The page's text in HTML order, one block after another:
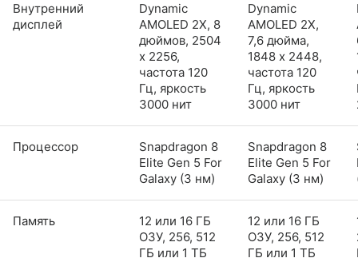
Внутренний
дисплей
Dynamic
AMOLED 2X, 8
дюймов, 2504
x 2256,
частота 120
Гц, яркость
3000 нит
Dynamic
AMOLED 2X,
7,6 дюйма,
1848 x 2448,
частота 120
Гц, яркость
3000 нит
Процессор
Snapdragon 8
Elite Gen 5 For
Galaxy (3 нм)
Snapdragon 8
Elite Gen 5 For
Galaxy (3 нм)
Память
12 или 16 ГБ
ОЗУ, 256, 512
ГБ или 1 ТБ
12 или 16 ГБ
ОЗУ, 256, 512
ГБ или 1 ТБ